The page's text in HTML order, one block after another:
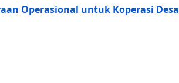
Operasional untuk Koperasi Desa